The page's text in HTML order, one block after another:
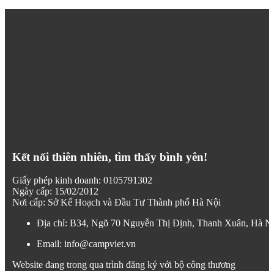
Kết nối thiên nhiên, tìm thấy bình yên!
Giấy phép kinh doanh: 0105791302
Ngày cấp: 15/02/2012
Nơi cấp: Sở Kế Hoạch và Đầu Tư Thành phố Hà Nội
Địa chỉ: B34, Ngõ 70 Nguyễn Thị Định, Thanh Xuân, Hà
Email: info@campviet.vn
Website đang trong qua trình đăng ký với bộ công thương